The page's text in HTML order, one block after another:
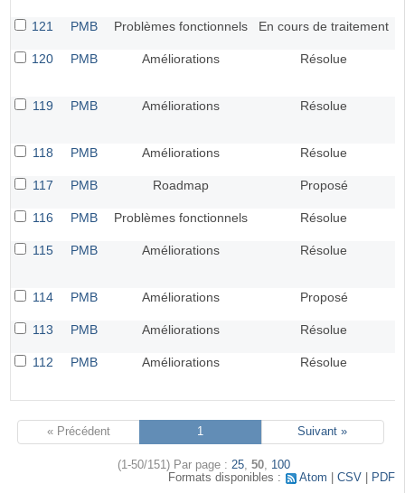
121 PMB Problèmes fonctionnels En cours de traitement
120 PMB Améliorations Résolue
119 PMB Améliorations Résolue
118 PMB Améliorations Résolue
117 PMB Roadmap Proposé
116 PMB Problèmes fonctionnels Résolue
115 PMB Améliorations Résolue
114 PMB Améliorations Proposé
113 PMB Améliorations Résolue
112 PMB Améliorations Résolue
« Précédent 1 Suivant »
(1-50/151) Par page : 25, 50, 100
Formats disponibles :
Atom CSV PDF